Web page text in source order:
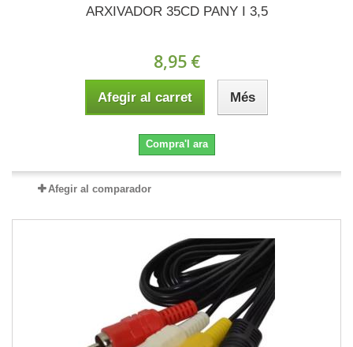
ARXIVADOR 35CD PANY I 3,5
8,95 €
Afegir al carret Més
Compra'l ara
Afegir al comparador